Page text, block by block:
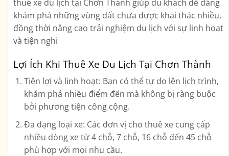
thuê xe du lịch tại Chơn Thành giúp du khách dễ dàng
khám phá những vùng đất chưa được khai thác nhiều,
đồng thời nâng cao trải nghiệm du lịch với sự linh hoạt
và tiện nghi
Lợi Ích Khi Thuê Xe Du Lịch Tại Chơn Thành
Tiện lợi và linh hoạt: Bạn có thể tự do lên lịch trình,
khám phá nhiều điểm đến mà không bị ràng buộc
bởi phương tiện công cộng.
Đa dạng loại xe: Các đơn vị cho thuê xe cung cấp
nhiều dòng xe từ 4 chỗ, 7 chỗ, 16 chỗ đến 45 chỗ
phù hợp với mọi nhu cầu.